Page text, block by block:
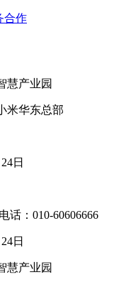
合作
慧产业园
米华东总部
日
话：010-60606666
日
慧产业园